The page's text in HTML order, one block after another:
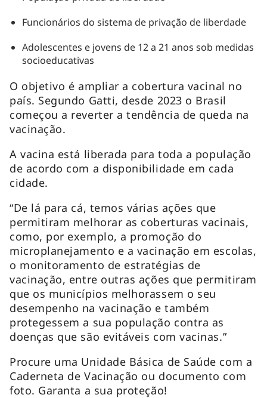
Funcionários do sistema de privação de liberdade
Adolescentes e jovens de 12 a 21 anos sob medidas
socioeducativas
O objetivo é ampliar a cobertura vacinal no
país. Segundo Gatti, desde 2023 o Brasil
começou a reverter a tendência de queda na
vacinação.
A vacina está liberada para toda a população
de acordo com a disponibilidade em cada
cidade.
“De lá para cá, temos várias ações que
permitiram melhorar as coberturas vacinais,
como, por exemplo, a promoção do
microplanejamento e a vacinação em escolas,
o monitoramento de estratégias de
vacinação, entre outras ações que permitiram
que os municípios melhorassem o seu
desempenho na vacinação e também
protegessem a sua população contra as
doenças que são evitáveis com vacinas.”
Procure uma Unidade Básica de Saúde com a
Caderneta de Vacinação ou documento com
foto. Garanta a sua proteção!